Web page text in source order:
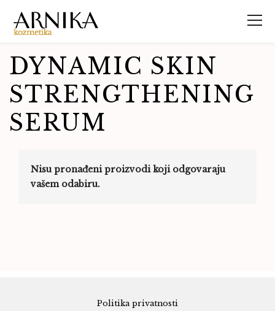
DYNAMIC SKIN
STRENGTHENING
SERUM
Nisu pronađeni proizvodi koji odgovaraju
vašem odabiru.
Politika privatnosti